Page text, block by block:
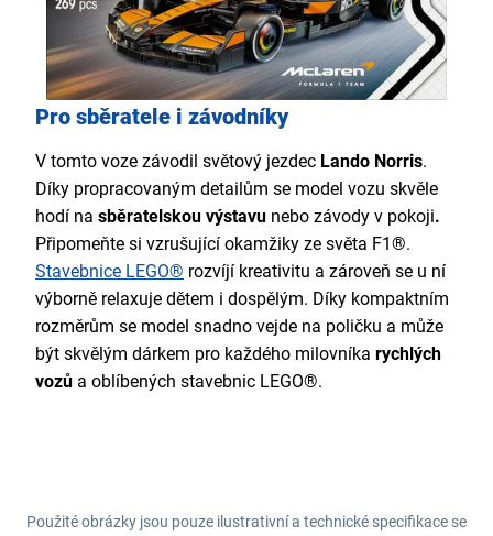
Pro sběratele i závodníky
V tomto voze závodil světový jezdec Lando Norris.
Díky propracovaným detailům se model vozu skvěle
hodí na sběratelskou výstavu nebo závody v pokoji.
Připomeňte si vzrušující okamžiky ze světa F1®.
Stavebnice LEGO® rozvíjí kreativitu a zároveň se u ní
výborně relaxuje dětem i dospělým. Díky kompaktním
rozměrům se model snadno vejde na poličku a může
být skvělým dárkem pro každého milovníka rychlých
vozů a oblíbených stavebnic LEGO®.
Použité obrázky jsou pouze ilustrativní a technické specifikace se